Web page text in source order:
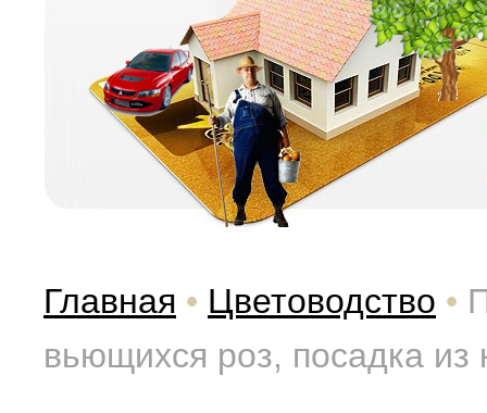
Главная • Цветоводство •
вьющихся роз, посадка из